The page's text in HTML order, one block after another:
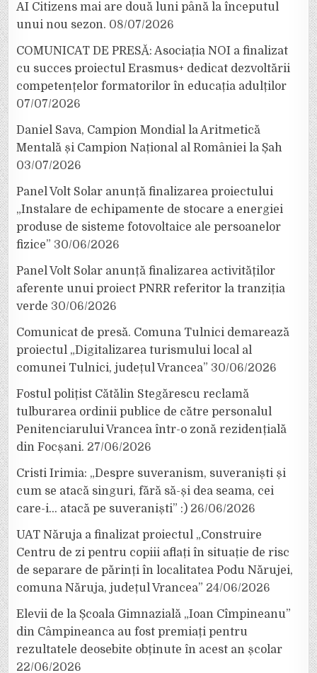
AI Citizens mai are două luni până la începutul
unui nou sezon. 08/07/2026
COMUNICAT DE PRESĂ: Asociația NOI a finalizat
cu succes proiectul Erasmus+ dedicat dezvoltării
competențelor formatorilor în educația adulților
07/07/2026
Daniel Sava, Campion Mondial la Aritmetică
Mentală și Campion Național al României la Șah
03/07/2026
Panel Volt Solar anunță finalizarea proiectului
„Instalare de echipamente de stocare a energiei
produse de sisteme fotovoltaice ale persoanelor
fizice” 30/06/2026
Panel Volt Solar anunță finalizarea activităților
aferente unui proiect PNRR referitor la tranziția
verde 30/06/2026
Comunicat de presă. Comuna Tulnici demarează
proiectul „Digitalizarea turismului local al
comunei Tulnici, județul Vrancea” 30/06/2026
Fostul polițist Cătălin Stegărescu reclamă
tulburarea ordinii publice de către personalul
Penitenciarului Vrancea într-o zonă rezidențială
din Focșani. 27/06/2026
Cristi Irimia: „Despre suveranism, suveraniști și
cum se atacă singuri, fără să-și dea seama, cei
care-i… atacă pe suveraniști” :) 26/06/2026
UAT Năruja a finalizat proiectul „Construire
Centru de zi pentru copiii aflați în situație de risc
de separare de părinți în localitatea Podu Nărujei,
comuna Năruja, județul Vrancea” 24/06/2026
Elevii de la Școala Gimnazială „Ioan Cîmpineanu”
din Câmpineanca au fost premiați pentru
rezultatele deosebite obținute în acest an școlar
22/06/2026